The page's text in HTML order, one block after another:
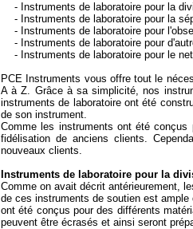
- Instruments de laboratoire pour la
- Instruments de laboratoire pour la
- Instruments de laboratoire pour
- Instruments de laboratoire pour
- Instruments de laboratoire pour le
PCE Instruments vous offre tout le
A à Z. Grâce à sa simplicité, nos
instruments de laboratoire ont été
de son instrument.
Comme les instruments ont été
fidélisation de anciens clients.
nouveaux clients.
Instruments de laboratoire pour la
Comme on avait décrit antérieurement,
de ces instruments de soutien est
ont été conçus pour des différents
peuvent être écrasés et ainsi seront